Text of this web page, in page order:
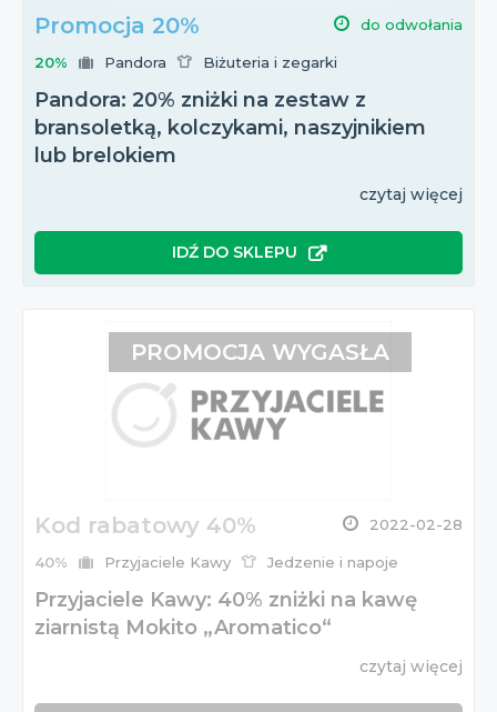
Promocja 20% do odwołania
20% Pandora Biżuteria i zegarki
Pandora: 20% zniżki na zestaw z
bransoletką, kolczykami, naszyjnikiem
lub brelokiem
czytaj więcej
IDŹ DO SKLEPU
Kod rabatowy 40% 2022-02-28
40% Przyjaciele Kawy Jedzenie i napoje
Przyjaciele Kawy: 40% zniżki na kawę
ziarnistą Mokito „Aromatico“
czytaj więcej
PROMOCJA WYGASŁA